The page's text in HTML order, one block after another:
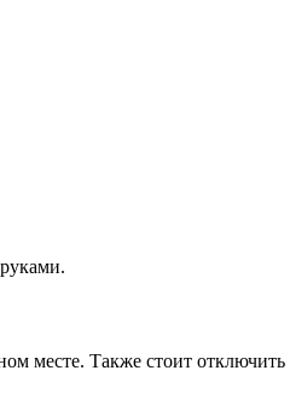
месте. Также стоит